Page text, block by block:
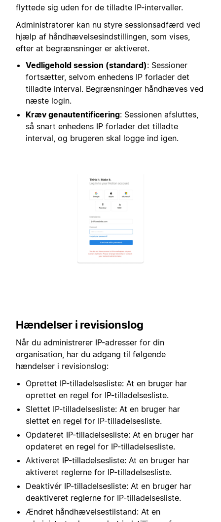
flyttede sig uden for de tilladte IP-intervaller.
Administratorer kan nu styre sessionsadfærd ved
hjælp af håndhævelsesindstillingen, som vises,
efter at begrænsninger er aktiveret.
Vedligehold session (standard): Sessioner
fortsætter, selvom enhedens IP forlader det
tilladte interval. Begrænsninger håndhæves ved
næste login.
Kræv genautentificering: Sessionen afsluttes,
så snart enhedens IP forlader det tilladte
interval, og brugeren skal logge ind igen.
Hændelser i revisionslog
Når du administrerer IP-adresser for din
organisation, har du adgang til følgende
hændelser i revisionslog:
Oprettet IP-tilladelsesliste: At en bruger har
oprettet en regel for IP-tilladelsesliste.
Slettet IP-tilladelsesliste: At en bruger har
slettet en regel for IP-tilladelsesliste.
Opdateret IP-tilladelsesliste: At en bruger har
opdateret en regel for IP-tilladelsesliste.
Aktiveret IP-tilladelsesliste: At en bruger har
aktiveret reglerne for IP-tilladelsesliste.
Deaktivér IP-tilladelsesliste: At en bruger har
deaktiveret reglerne for IP-tilladelsesliste.
Ændret håndhævelsestilstand: At en